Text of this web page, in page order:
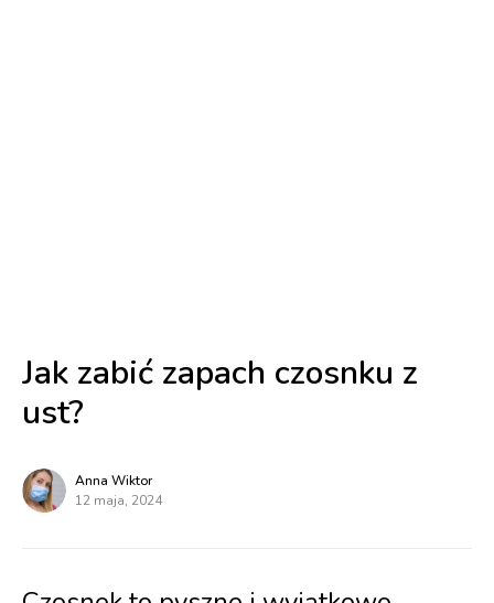
Jak zabić zapach czosnku z
ust?
Anna Wiktor
12 maja, 2024